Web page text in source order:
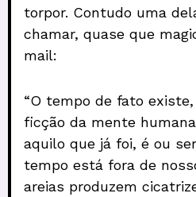
torpor. Contudo uma
chamar, quase que
mail:
“O tempo de fato
ficção da mente
aquilo que já foi, é ou
tempo está fora de
areias produzem